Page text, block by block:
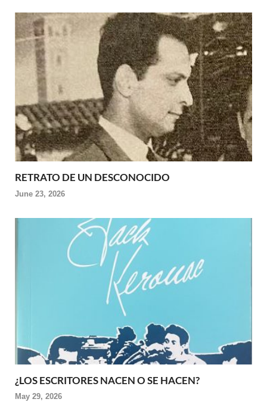
RETRATO DE UN DESCONOCIDO
June 23, 2026
¿LOS ESCRITORES NACEN O SE HACEN?
May 29, 2026